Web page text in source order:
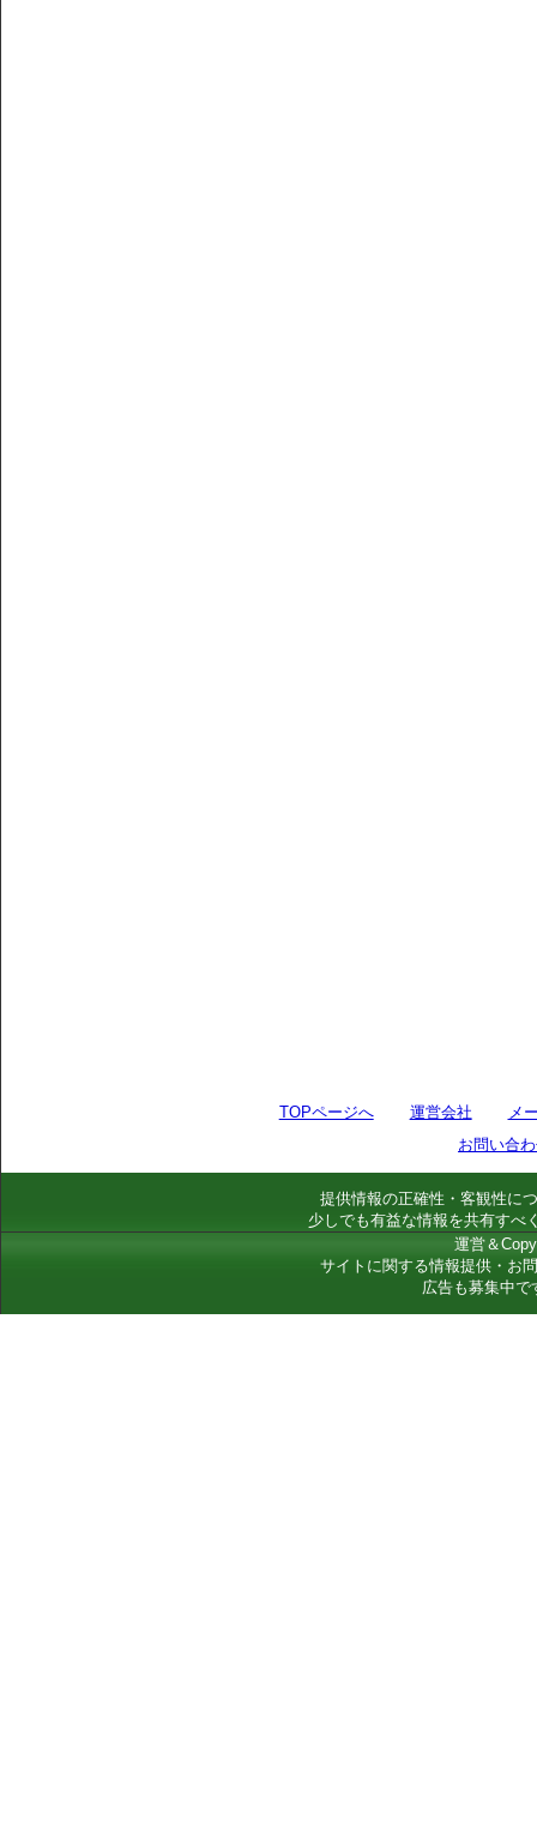
TOPページへ 運営会社
メ
お問い合
提供情報の正確性・客観性に
少しでも有益な情報を共有すべ
運営＆
サイトに関する情報提供・お
広告も募集中で